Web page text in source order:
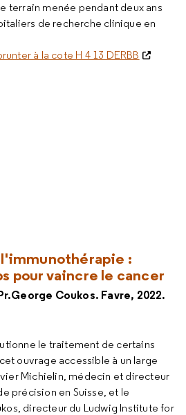
terrain menée pendant deux ans
de recherche clinique en
à la cote H 4 13 DERBB
:
pour vaincre le cancer
Coukos. Favre, 2022.
le traitement de certains
ouvrage accessible à un large
Michielin, médecin et directeur
précision en Suisse, et le
directeur du Ludwig Institute for